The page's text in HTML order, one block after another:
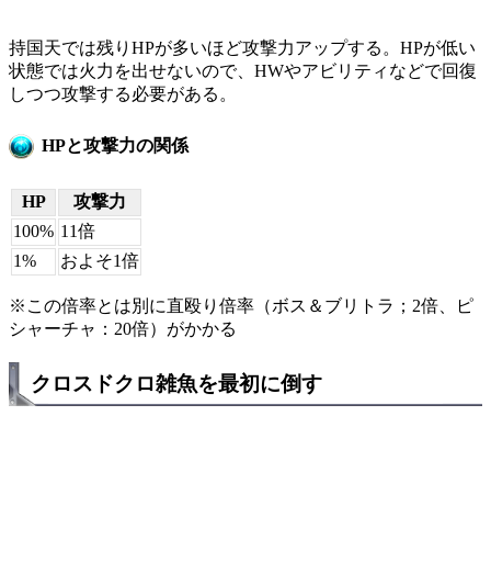
持国天では残りHPが多いほど攻撃力アップする。HPが低い
状態では火力を出せないので、HWやアビリティなどで回復
しつつ攻撃する必要がある。
HPと攻撃力の関係
HP
攻撃力
100% 11倍
1%
およそ1倍
※この倍率とは別に直殴り倍率（ボス＆ブリトラ；2倍、ピ
シャーチャ：20倍）がかかる
クロスドクロ雑魚を最初に倒す